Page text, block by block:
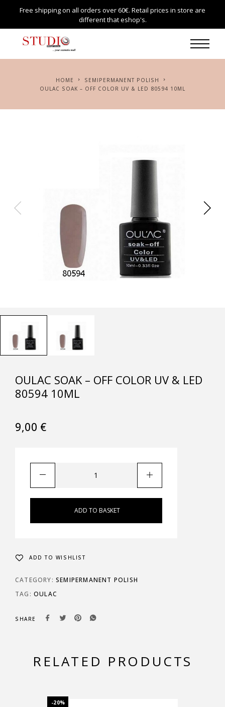
Free shipping on all orders over 60€. Retail prices in store are
different that eshop's.
HOME
SEMIPERMANENT POLISH
OULAC SOAK – OFF COLOR UV & LED 80594 10ML
OULAC SOAK – OFF COLOR UV & LED
80594 10ML
9,00 €
ADD TO BASKET
ADD TO WISHLIST
CATEGORY: SEMIPERMANENT POLISH
TAG: OULAC
SHARE
RELATED PRODUCTS
-20%